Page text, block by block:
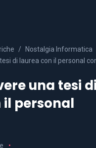
Nostalgia Informatica
di laurea con il personal
una tesi di
personal